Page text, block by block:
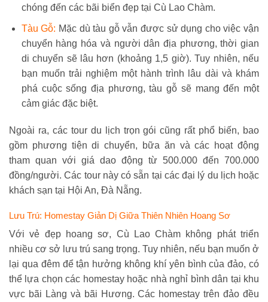
chóng đến các bãi biển đẹp tại Cù Lao Chàm.
Tàu Gỗ: Mặc dù tàu gỗ vẫn được sử dụng cho việc vận
chuyển hàng hóa và người dân địa phương, thời gian
di chuyển sẽ lâu hơn (khoảng 1,5 giờ). Tuy nhiên, nếu
bạn muốn trải nghiệm một hành trình lâu dài và khám
phá cuộc sống địa phương, tàu gỗ sẽ mang đến một
cảm giác đặc biệt.
Ngoài ra, các tour du lịch trọn gói cũng rất phổ biến, bao
gồm phương tiện di chuyển, bữa ăn và các hoạt động
tham quan với giá dao động từ 500.000 đến 700.000
đồng/người. Các tour này có sẵn tại các đại lý du lịch hoặc
khách sạn tại Hội An, Đà Nẵng.
Lưu Trú: Homestay Giản Dị Giữa Thiên Nhiên Hoang Sơ
Với vẻ đẹp hoang sơ, Cù Lao Chàm không phát triển
nhiều cơ sở lưu trú sang trọng. Tuy nhiên, nếu bạn muốn ở
lại qua đêm để tận hưởng không khí yên bình của đảo, có
thể lựa chọn các homestay hoặc nhà nghỉ bình dân tại khu
vực bãi Làng và bãi Hương. Các homestay trên đảo đều